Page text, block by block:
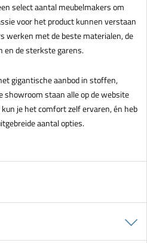
select aantal meubelmakers om
voor het product kunnen verstaan
werken met de beste materialen, de
de sterkste garens.
gigantische aanbod in stoffen,
showroom staan alle op de website
je het comfort zelf ervaren, én heb
aantal opties.